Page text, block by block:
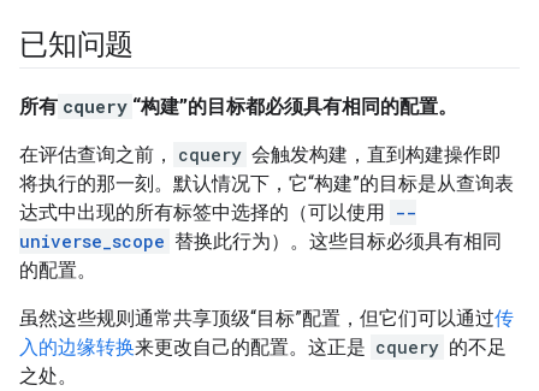
已知问题
所有 cquery “构建”的目标都必须具有相同的配置。
在评估查询之前， cquery 会触发构建，直到构建操作即
将执行的那一刻。默认情况下，它“构建”的目标是从查询表
达式中出现的所有标签中选择的（可以使用 --
universe_scope 替换此行为）。这些目标必须具有相同
的配置。
虽然这些规则通常共享顶级“目标”配置，但它们可以通过传
入的边缘转换来更改自己的配置。这正是 cquery 的不足
之处。